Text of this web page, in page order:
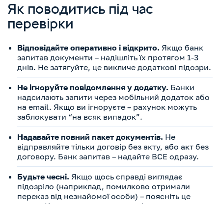
Як поводитись під час
перевірки
Відповідайте оперативно і відкрито. Якщо банк
запитав документи – надішліть їх протягом 1-3
днів. Не затягуйте, це викличе додаткові підозри.
Не ігноруйте повідомлення у додатку. Банки
надсилають запити через мобільний додаток або
на email. Якщо ви ігноруєте – рахунок можуть
заблокувати “на всяк випадок”.
Надавайте повний пакет документів. Не
відправляйте тільки договір без акту, або акт без
договору. Банк запитав – надайте ВСЕ одразу.
Будьте чесні. Якщо щось справді виглядає
підозріло (наприклад, помилково отримали
переказ від незнайомої особи) – поясніть це